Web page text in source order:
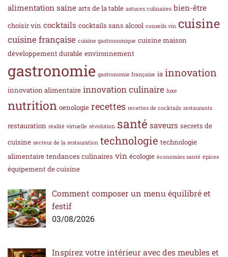
alimentation saine arts de la table astuces culinaires bien-être
choisir vin cocktails cocktails sans alcool conseils vin cuisine
cuisine française cuisine gastronomique cuisine maison
développement durable environnement
gastronomie gastronomie française ia innovation
innovation alimentaire innovation culinaire luxe
nutrition oenologie recettes recettes de cocktails restaurants
restauration réalité virtuelle révolution santé saveurs secrets de
cuisine secteur de la restauration technologie technologie
alimentaire tendances culinaires vin écologie économies santé épices
équipement de cuisine
Comment composer un menu équilibré et
festif
03/08/2026
Inspirez votre intérieur avec des meubles et